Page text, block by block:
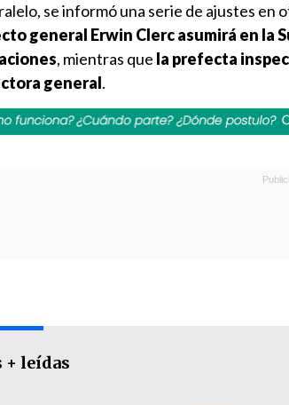
se informó una serie de ajustes
general Erwin Clerc asumirá en la
, mientras que la prefecta
general.
+ leídas